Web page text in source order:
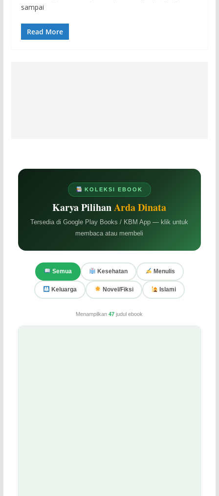
sampai
Read More
KOLEKSI EBOOK
Karya PilihanArda Dinata
Tersedia di Google Play Books / KBM App — klik untuk
membaca atau membeli
Semua Kesehatan Menulis
Keluarga Novel/Fiksi Islami
Menampilkan47 judul ebook